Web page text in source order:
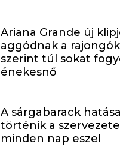
Ariana Grande új
aggódnak a
szerint túl sokat
énekesnő
A sárgabarack
történik a
minden nap eszel